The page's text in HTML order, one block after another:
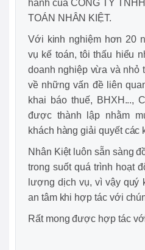
hành của CÔNG TY
TOÁN NHÂN KIỆT.
Với kinh nghiệm hơn 20
vụ kế toán, tôi thấu hiểu
doanh nghiệp vừa và nhỏ
về những vấn đề liên
khai báo thuế, BHXH...,
được thành lập nhằm
khách hàng giải quyết các
Nhân Kiệt luôn sẵn sàng
trong suốt quá trình hoạt
lượng dịch vụ, vì vậy quý
an tâm khi hợp tác với
Rất mong được hợp tác